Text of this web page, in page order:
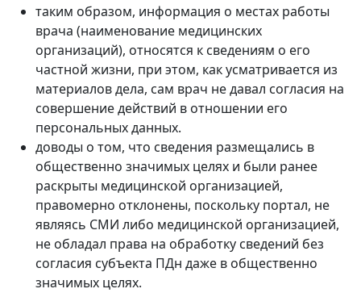
таким образом, информация о местах работы
врача (наименование медицинских
организаций), относятся к сведениям о его
частной жизни, при этом, как усматривается из
материалов дела, сам врач не давал согласия на
совершение действий в отношении его
персональных данных.
доводы о том, что сведения размещались в
общественно значимых целях и были ранее
раскрыты медицинской организацией,
правомерно отклонены, поскольку портал, не
являясь СМИ либо медицинской организацией,
не обладал права на обработку сведений без
согласия субъекта ПДн даже в общественно
значимых целях.